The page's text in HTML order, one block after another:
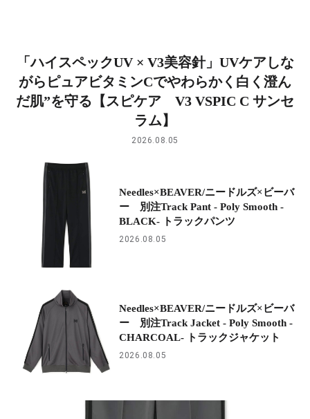
「ハイスペックUV × V3美容針」UVケアしな
がらピュアビタミンCでやわらかく白く澄ん
だ肌”を守る【スピケア V3 VSPIC C サンセ
ラム】
2026.08.05
Needles×BEAVER/ニードルズ×ビーバ
ー 別注Track Pant - Poly Smooth -
BLACK- トラックパンツ
2026.08.05
Needles×BEAVER/ニードルズ×ビーバ
ー 別注Track Jacket - Poly Smooth -
CHARCOAL- トラックジャケット
2026.08.05